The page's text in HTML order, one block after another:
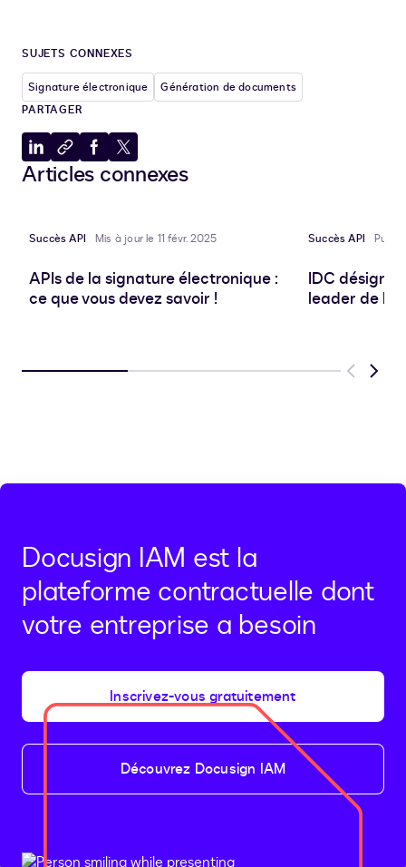
SUJETS CONNEXES
Signature électronique
Génération de documents
PARTAGER
Partager
sur
Copier
dans
papiers
Partager
sur
Partager
sur
Articles connexes
Succès API Mis à jour le 11 févr. 2025
APIs de la signature électronique :
ce que vous devez savoir !
Succès API
IDC désigne
leader de
Previous
Next
Docusign IAM est la
plateforme contractuelle dont
votre entreprise a besoin
Inscrivez-vous gratuitement
Découvrez Docusign IAM